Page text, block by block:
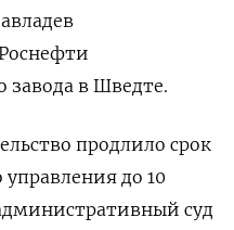
завода в Шведте.
продлило срок
до 10
суд